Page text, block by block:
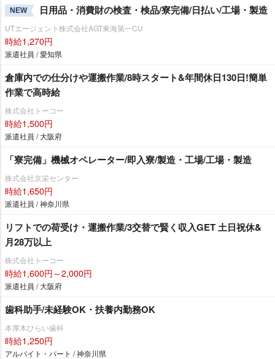
NEW 日用品・消費財の検査・検品/寮完備/日払い/工場・製造
UTエージェント株式会社AGT東海第一CU
時給1,270円
派遣社員 / 愛知県
倉庫内での仕分けや運搬作業/8時スタート&年間休日130日!簡単
作業で高時給
株式会社トーコー
時給1,500円
派遣社員 / 大阪府
「寮完備」機械オペレーター/即入寮/製造・工場/工場・製造
株式会社京栄センター
時給1,650円
派遣社員 / 神奈川県
リフトでの荷受け・運搬作業/3交替で賢く収入GET 土日祝休&
月28万以上
株式会社トーコー
時給1,600円～2,000円
派遣社員 / 大阪府
歯科助手/未経験OK・扶養内勤務OK
本厚木ひらい歯科
時給1,250円
アルバイト・パート / 神奈川県